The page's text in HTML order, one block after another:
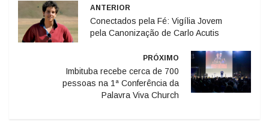
ANTERIOR
Conectados pela Fé: Vigília Jovem
pela Canonização de Carlo Acutis
PRÓXIMO
Imbituba recebe cerca de 700
pessoas na 1ª Conferência da
Palavra Viva Church